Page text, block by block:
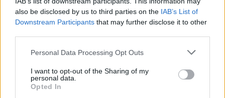
also be disclosed by us to third parties on the IAB’s List of
Downstream Participants that may further disclose it to other
Please note that this website/app uses one or more Google
not limited to your visit or usage behaviour. You may click to
grant or deny consent to Google and its third-party tags to
use your data for below specified purposes in below Google
Personal Data Processing Opt Outs
I want to opt-out of the Sharing of my
personal data.
Opted In
#ELŐZETESEK #RTL #PROMÓ #16. RÉSZ